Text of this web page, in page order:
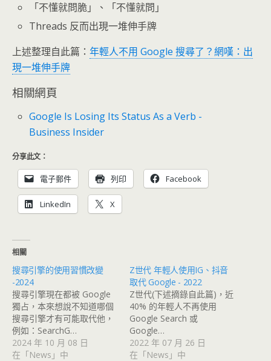
「不懂就問脆」、「不懂就問」
Threads 反而出現一堆伸手牌
上述整理自此篇： 年輕人不用 Google 搜尋了？網嘆：出
現一堆伸手牌
相關網頁
Google Is Losing Its Status As a Verb -
Business Insider
分享此文：
電子郵件 列印 Facebook
LinkedIn X
相關
搜尋引擎的使用習慣改變
-2024
搜尋引擎現在都被 Google
獨占，本來想說不知道哪個
搜尋引擎才有可能取代他，
例如：SearchG…
2024 年 10 月 08 日
在「News」中
Z世代 年輕人使用IG、抖音
取代 Google - 2022
Z世代(下述摘錄自此篇)，近
40% 的年輕人不再使用
Google Search 或
Google…
2022 年 07 月 26 日
在「News」中